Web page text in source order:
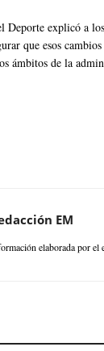
Deporte explicó a
que esos
ámbitos de la
EM
elaborada por el